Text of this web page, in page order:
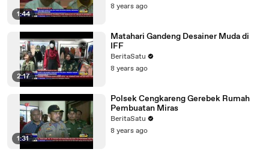
1:44
8 years ago
2:17
Matahari Gandeng Desainer Muda di
IFF
BeritaSatu
8 years ago
1:31
Polsek Cengkareng Gerebek Rumah
Pembuatan Miras
BeritaSatu
8 years ago